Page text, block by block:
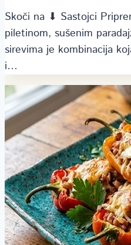
Skoči na ⬇ Sastojci
piletinom, sušenim
sirevima je kombinacija
i…